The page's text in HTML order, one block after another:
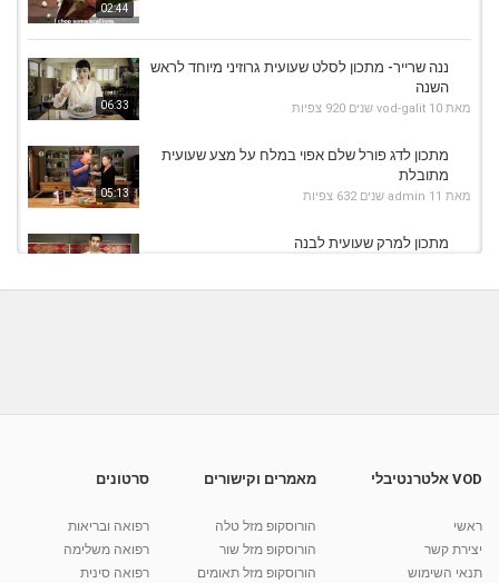
02:44
06:33
ננה שרייר- מתכון לסלט שעועית גרוזיני מיוחד לראש
השנה
מאת vod-galit 10 שנים 920 צפיות
05:13
מתכון לדג פורל שלם אפוי במלח על מצע שעועית
מתובלת
מאת admin 11 שנים 632 צפיות
מתכון למרק שעועית לבנה
מאת
VOD אלטרנטיבלי
ראשי
יצירת קשר
תנאי השימוש
מאמרים וקישורים
הורוסקופ מזל טלה
הורוסקופ מזל שור
הורוסקופ מזל תאומים
סרטונים
רפואה ובריאות
רפואה משלימה
רפואה סינית